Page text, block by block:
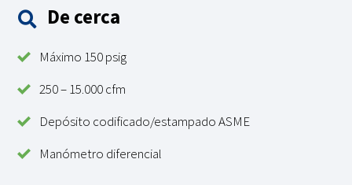
De cerca
Máximo 150 psig
250 – 15.000 cfm
Depósito codificado/estampado ASME
Manómetro diferencial